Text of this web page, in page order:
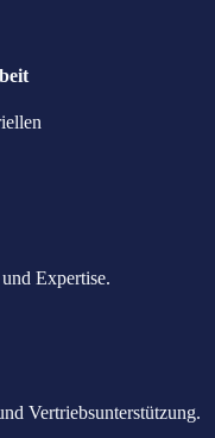
Expertise.
Vertriebsunterstützung.